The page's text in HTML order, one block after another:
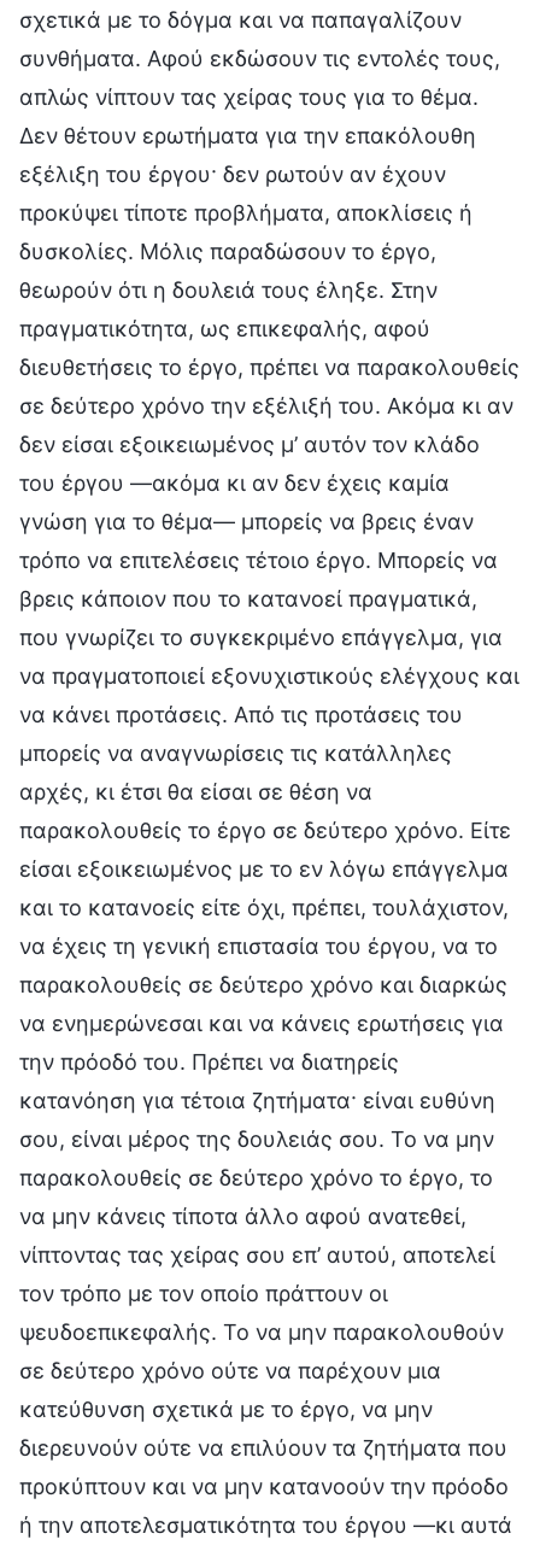
σχετικά με το δόγμα και να παπαγαλίζουν
συνθήματα. Αφού εκδώσουν τις εντολές τους,
απλώς νίπτουν τας χείρας τους για το θέμα.
Δεν θέτουν ερωτήματα για την επακόλουθη
εξέλιξη του έργου· δεν ρωτούν αν έχουν
προκύψει τίποτε προβλήματα, αποκλίσεις ή
δυσκολίες. Μόλις παραδώσουν το έργο,
θεωρούν ότι η δουλειά τους έληξε. Στην
πραγματικότητα, ως επικεφαλής, αφού
διευθετήσεις το έργο, πρέπει να παρακολουθείς
σε δεύτερο χρόνο την εξέλιξή του. Ακόμα κι αν
δεν είσαι εξοικειωμένος μ’ αυτόν τον κλάδο
του έργου —ακόμα κι αν δεν έχεις καμία
γνώση για το θέμα— μπορείς να βρεις έναν
τρόπο να επιτελέσεις τέτοιο έργο. Μπορείς να
βρεις κάποιον που το κατανοεί πραγματικά,
που γνωρίζει το συγκεκριμένο επάγγελμα, για
να πραγματοποιεί εξονυχιστικούς ελέγχους και
να κάνει προτάσεις. Από τις προτάσεις του
μπορείς να αναγνωρίσεις τις κατάλληλες
αρχές, κι έτσι θα είσαι σε θέση να
παρακολουθείς το έργο σε δεύτερο χρόνο. Είτε
είσαι εξοικειωμένος με το εν λόγω επάγγελμα
και το κατανοείς είτε όχι, πρέπει, τουλάχιστον,
να έχεις τη γενική επιστασία του έργου, να το
παρακολουθείς σε δεύτερο χρόνο και διαρκώς
να ενημερώνεσαι και να κάνεις ερωτήσεις για
την πρόοδό του. Πρέπει να διατηρείς
κατανόηση για τέτοια ζητήματα· είναι ευθύνη
σου, είναι μέρος της δουλειάς σου. Το να μην
παρακολουθείς σε δεύτερο χρόνο το έργο, το
να μην κάνεις τίποτα άλλο αφού ανατεθεί,
νίπτοντας τας χείρας σου επ’ αυτού, αποτελεί
τον τρόπο με τον οποίο πράττουν οι
ψευδοεπικεφαλής. Το να μην παρακολουθούν
σε δεύτερο χρόνο ούτε να παρέχουν μια
κατεύθυνση σχετικά με το έργο, να μην
διερευνούν ούτε να επιλύουν τα ζητήματα που
προκύπτουν και να μην κατανοούν την πρόοδο
ή την αποτελεσματικότητα του έργου —κι αυτά